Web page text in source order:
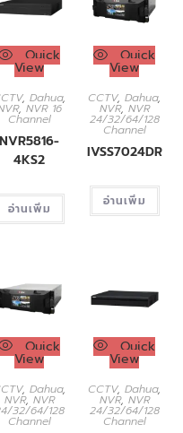
Quick
View
,Dahua,
,NVR 16
Channel
NVR5816-
4KS2
อ่านเพิ่ม
Quick
View
CCTV,Dahua,
NVR, NVR
24/32/64/128
Channel
IVSS7024DR
อ่านเพิ่ม
Quick
View
,Dahua,
NVR, NVR
32/64/128
Channel
Quick
View
CCTV,Dahua,
NVR, NVR
24/32/64/128
Channel